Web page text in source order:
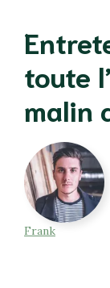
toute
malin
Frank